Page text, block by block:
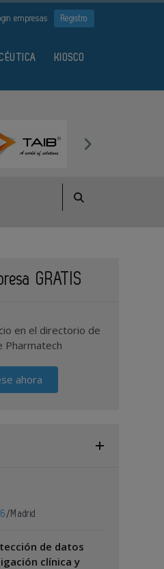
empresas Registro
KIOSCO
GRATIS
en el directorio de
Pharmatech
ahora
/ Madrid
de datos
clínica y